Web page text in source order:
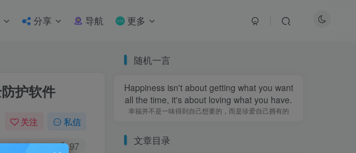
分享 导航 更多
护软件
关注 私信
0 2.5W+ 97
随机一言
Happiness isn't about getting what you want
all the time, it's about loving what you have.
幸福并不是一味得到自己想要的，而是珍爱自己拥有的
文章目录
Happiness isn't about getting what you want
all the time, it's about loving what you have.
幸福并不是一味得到自己想要的，而是珍爱自己拥有的